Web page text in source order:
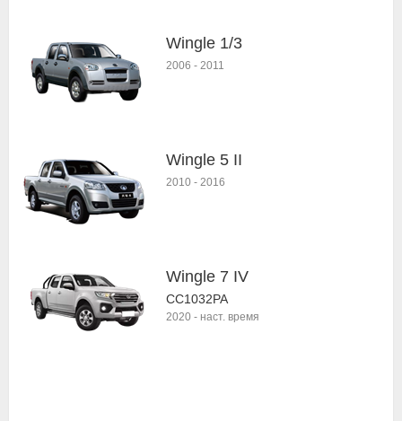
Wingle 1/3
2006 - 2011
Wingle 5 II
2010 - 2016
Wingle 7 IV
CC1032PA
2020 - наст. время